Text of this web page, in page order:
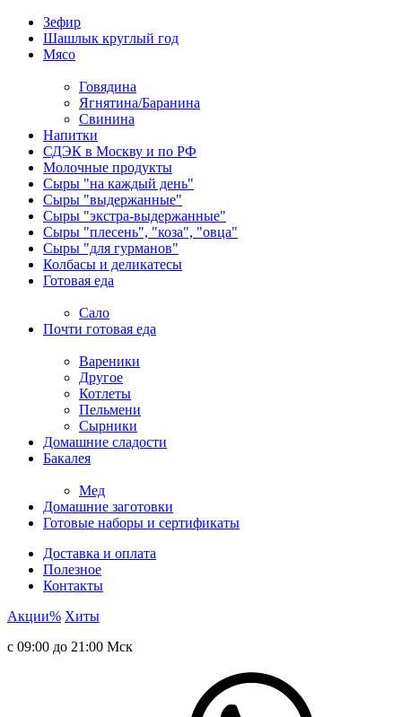
Зефир
Шашлык круглый год
Мясо
Говядина
Ягнятина/Баранина
Свинина
Напитки
СДЭК в Москву и по РФ
Молочные продукты
Сыры "на каждый день"
Сыры "выдержанные"
Сыры "экстра-выдержанные"
Сыры "плесень", "коза", "овца"
Сыры "для гурманов"
Колбасы и деликатесы
Готовая еда
Сало
Почти готовая еда
Вареники
Другое
Котлеты
Пельмени
Сырники
Домашние сладости
Бакалея
Мед
Домашние заготовки
Готовые наборы и сертификаты
Доставка и оплата
Полезное
Контакты
Акции% Хиты
с 09:00 до 21:00 Мск